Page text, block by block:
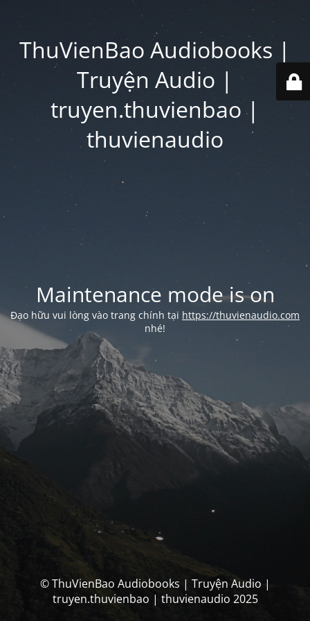
ThuVienBao Audiobooks |
Truyện Audio |
truyen.thuvienbao |
thuvienaudio
Maintenance mode is on
Đạo hữu vui lòng vào trang chính tại https://thuvienaudio.com
nhé!
© ThuVienBao Audiobooks | Truyện Audio |
truyen.thuvienbao | thuvienaudio 2025